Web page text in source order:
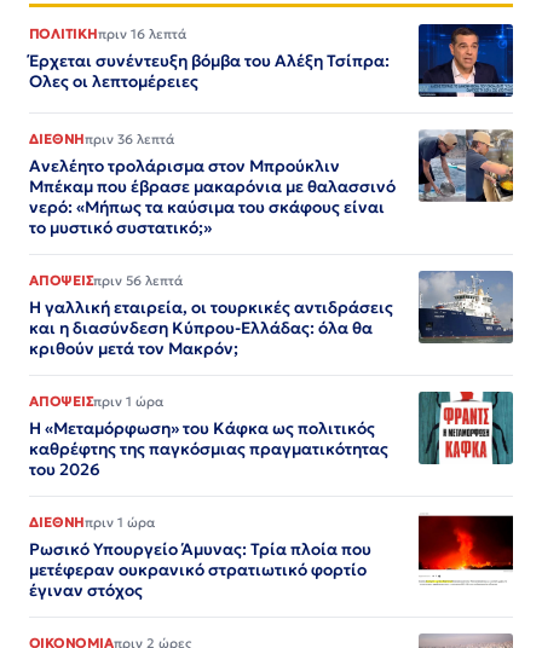
ΠΟΛΙΤΙΚΗπριν 16 λεπτά
Έρχεται συνέντευξη βόμβα του Αλέξη Τσίπρα:
Ολες οι λεπτομέρειες
ΔΙΕΘΝΗπριν 36 λεπτά
Ανελέητο τρολάρισμα στον Μπρούκλιν
Μπέκαμ που έβρασε μακαρόνια με θαλασσινό
νερό: «Μήπως τα καύσιμα του σκάφους είναι
το μυστικό συστατικό;»
ΑΠΟΨΕΙΣπριν 56 λεπτά
Η γαλλική εταιρεία, οι τουρκικές αντιδράσεις
και η διασύνδεση Κύπρου-Ελλάδας: όλα θα
κριθούν μετά τον Μακρόν;
ΑΠΟΨΕΙΣπριν 1 ώρα
Η «Μεταμόρφωση» του Κάφκα ως πολιτικός
καθρέφτης της παγκόσμιας πραγματικότητας
του 2026
ΔΙΕΘΝΗπριν 1 ώρα
Ρωσικό Υπουργείο Άμυνας: Τρία πλοία που
μετέφεραν ουκρανικό στρατιωτικό φορτίο
έγιναν στόχος
ΟΙΚΟΝΟΜΙΑπριν 2 ώρες